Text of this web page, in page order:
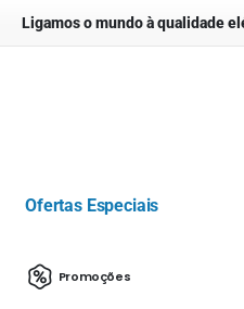
Ligamos o mundo à qualidade
Ofertas Especiais
Promoções